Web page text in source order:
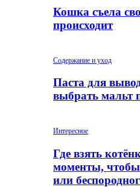
Кошка съела
происходит
Содержание и уход
Паста для
выбрать мальт
Интересное
Где взять
моменты, чтобы
или